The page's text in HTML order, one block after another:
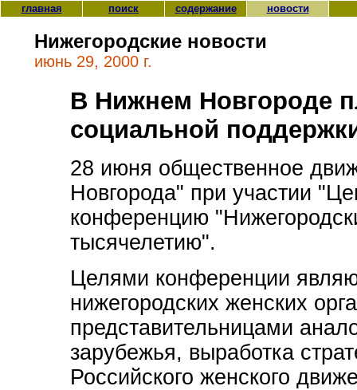
главная поиск содержание новости
Нижегородские новости
июнь 29, 2000 г.
В Нижнем Новгороде
социальной
28 июня общественное
Новгорода" при участии
конференцию
тысячелетию".
Целями конференции
нижегородских женских
представительницами
зарубежья, выработка
Российского женского